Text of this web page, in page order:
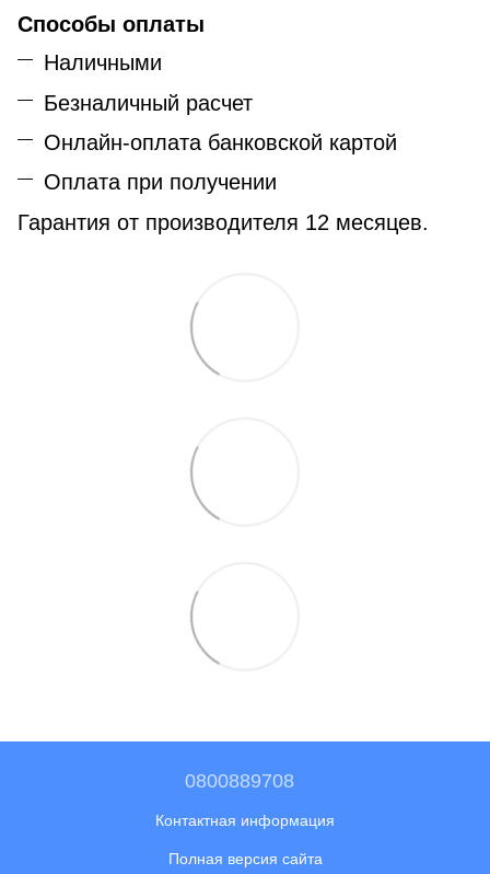
Способы оплаты
Наличными
Безналичный расчет
Онлайн-оплата банковской картой
Оплата при получении
Гарантия от производителя 12 месяцев.
0800889708
Контактная информация
Полная версия сайта